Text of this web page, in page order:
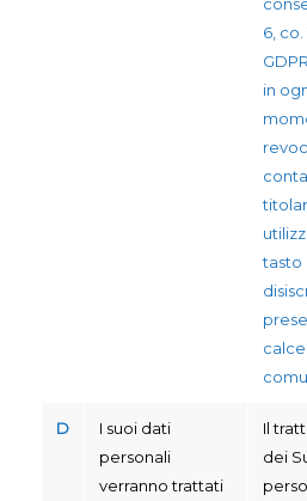
6, co.
in
tasto
D
I suoi dati
personali
verranno trattati
Il
dei